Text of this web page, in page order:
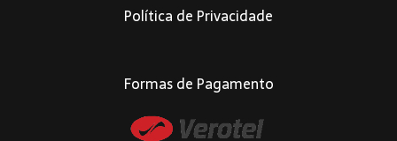
Política de Privacidade
Formas de Pagamento